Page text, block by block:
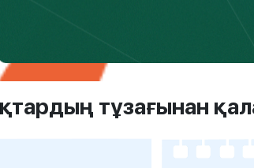
тұзағынан